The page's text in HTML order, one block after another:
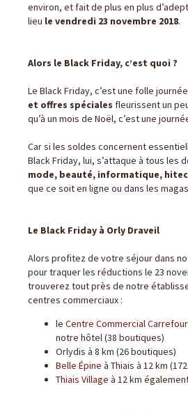
environ, et fait de plus en plus
lieu le vendredi 23 novembre 2018.
Alors le Black Friday, c’est quoi ?
Le Black Friday, c’est une folle
et offres spéciales fleurissent un
qu’à un mois de Noël, c’est une
Car si les soldes concernent
Black Friday, lui, s’attaque à tous les
mode, beauté, informatique,
que ce soit en ligne ou dans les
Le Black Friday à Orly Draveil
Alors profitez de votre séjour dans
pour traquer les réductions le 23
trouverez tout près de notre
centres commerciaux :
le Centre Commercial
notre hôtel (38 boutiques)
Orlydis à 8 km (26 boutiques)
Belle Épine à Thiais à 12 km
Thiais Village à 12 km